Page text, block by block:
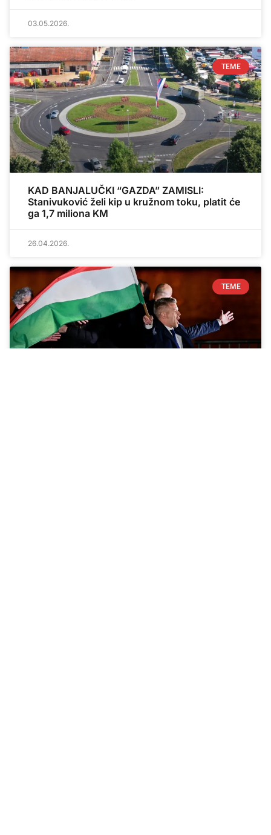
03.05.2026.
TEME
KAD BANJALUČKI “GAZDA” ZAMISLI:
Stanivuković želi kip u kružnom toku, platit će
ga 1,7 miliona KM
26.04.2026.
TEME